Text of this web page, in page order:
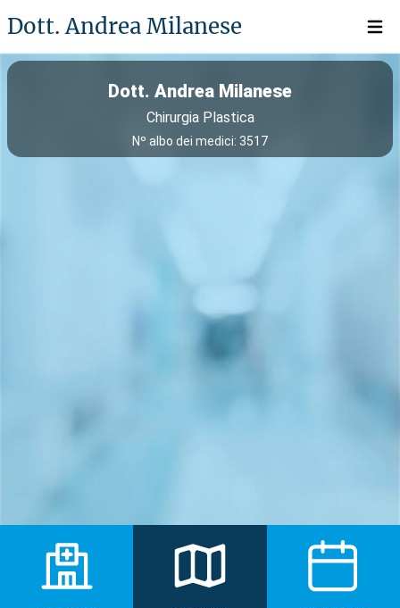
Dott. Andrea Milanese Open
Dott. Andrea Milanese
Chirurgia Plastica
Nº albo dei medici: 3517